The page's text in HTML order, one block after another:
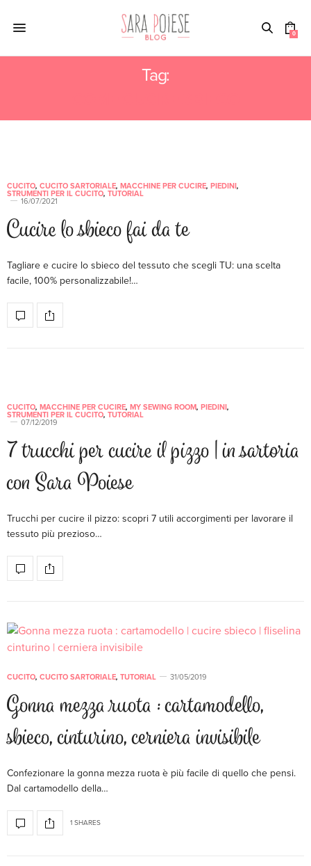
0
Tag:
CUCITO, CUCITO SARTORIALE, MACCHINE PER CUCIRE, PIEDINI,
STRUMENTI PER IL CUCITO, TUTORIAL
16/07/2021
Cucire lo sbieco fai da te
Tagliare e cucire lo sbieco del tessuto che scegli TU: una scelta
facile, 100% personalizzabile!…
CUCITO, MACCHINE PER CUCIRE, MY SEWING ROOM, PIEDINI,
STRUMENTI PER IL CUCITO, TUTORIAL
07/12/2019
7 trucchi per cucire il pizzo | in sartoria
con Sara Poiese
Trucchi per cucire il pizzo: scopri 7 utili accorgimenti per lavorare il
tessuto più prezioso…
CUCITO, CUCITO SARTORIALE, TUTORIAL 31/05/2019
Gonna mezza ruota : cartamodello,
sbieco, cinturino, cerniera invisibile
Confezionare la gonna mezza ruota è più facile di quello che pensi.
Dal cartamodello della…
1 SHARES